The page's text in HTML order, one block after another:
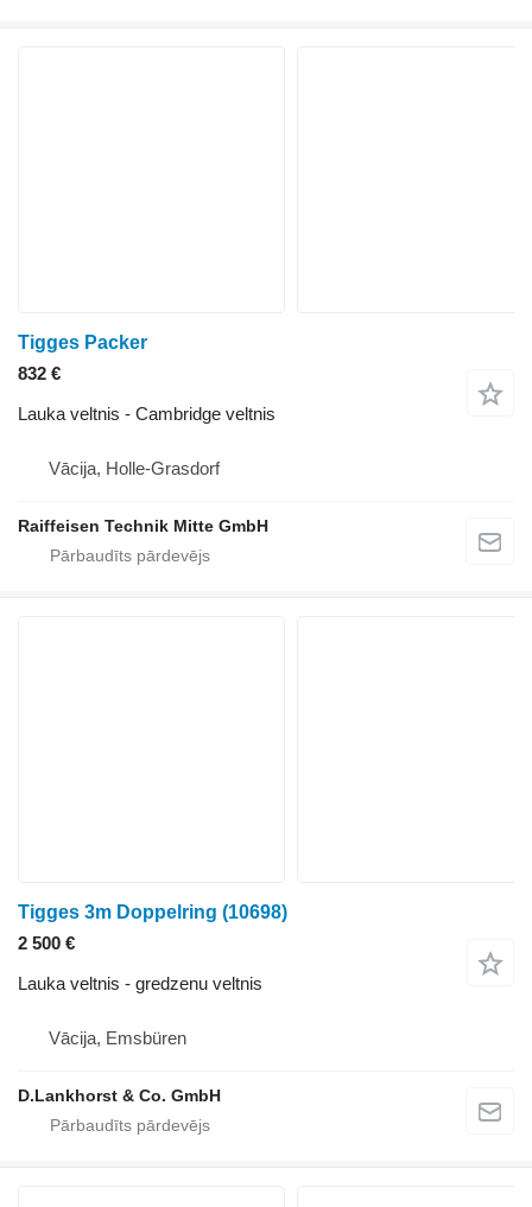
Tigges Packer
832 €
Lauka veltnis - Cambridge veltnis
Vācija, Holle-Grasdorf
Raiffeisen Technik Mitte GmbH
Tigges 3m Doppelring (10698)
2 500 €
Lauka veltnis - gredzenu veltnis
Vācija, Emsbüren
D.Lankhorst & Co. GmbH